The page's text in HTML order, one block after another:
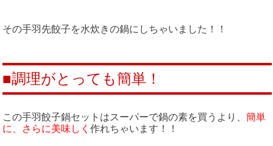
その手羽先餃子を水炊きの鍋にしちゃいました！！
■調理がとっても簡単！
この手羽餃子鍋セットはスーパーで鍋の素を買うより、 簡単
に、さらに美味しく 作れちゃいます！！